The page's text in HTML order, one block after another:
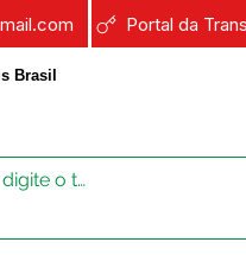
Portal da
Brasil